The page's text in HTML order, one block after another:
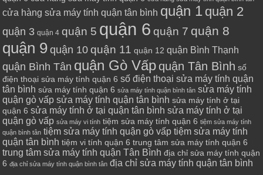
cửa hàng sửa máy tính quận tân bình quận 1 quận 2
quận 3 quận 4 quận 5 quận 6 quận 7 quận 8
quận 9 quận 10 quận 11 quận 12 quận Bình Thạnh
quận Bình Tân quận Gò Vấp quận Tân Bình số
điện thoại sửa máy tính quận 6 số điện thoại sửa máy tính quận
tân bình sửa máy tính quận 6 sửa máy tính quận bình tân sửa máy tính
quận gò vấp sửa máy tính quận tân bình sửa máy tính ở tại
quận 6 sửa máy tính ở tại quận tân bình sửa máy tính ở tại
quận gò vấp sửa máy vi tính tiệm sửa máy tính quận 6 tiệm sửa máy tính
quận bình tân tiệm sửa máy tính quận gò vấp tiệm sửa máy tính
quận tân bình tiệm vi tính quận 6 trung tâm sửa máy tính quận 6
trung tâm sửa máy tính quận Tân Bình địa chỉ sửa máy tính quận
6 địa chỉ sửa máy tính quận bình tân địa chỉ sửa máy tính quận tân bình